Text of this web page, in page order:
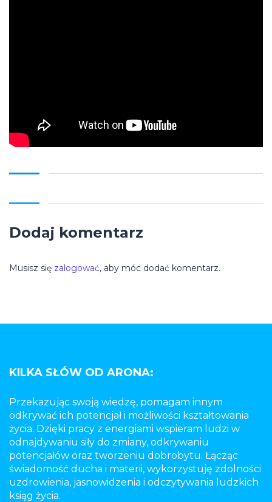
Dodaj komentarz
Musisz się zalogować, aby móc dodać komentarz.
KILKA SŁÓW OD ARONA:
Przekazując swoją wiedzę, pomagam innym
odkrywać ich potencjał i możliwości kształtowania
życia. Dzięki pracy z energiami wspieram ludzi w
odnajdywaniu siły do zmiany, odkrywaniu
potencjałów oraz tworzeniu dobrobytu. Łącząc
świadomość ducha i materii, wykorzystuję zdolności
uzdrowienia, jasnowidzenia i odczytywania ludzkich
ksiąg życia.